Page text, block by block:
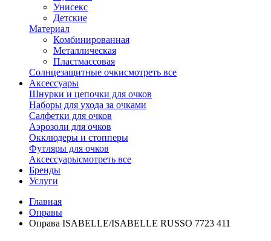
Унисекс
Детские
Материал
Комбинированная
Металлическая
Пластмассовая
Солнцезащитные очкисмотреть все
Аксессуары
Шнурки и цепочки для очков
Наборы для ухода за очками
Салфетки для очков
Аэрозоли для очков
Окклюдеры и стопперы
Футляры для очков
Аксессуарысмотреть все
Бренды
Услуги
Главная
Оправы
Оправа ISABELLE/ISABELLE RUSSO 7723 411